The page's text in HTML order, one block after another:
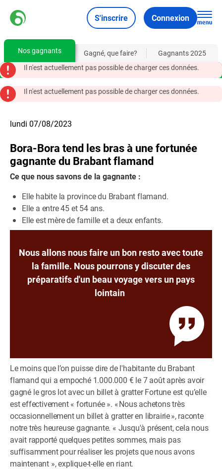
S'inscrire Connexion
Nos gagnants Gagné, que faire?
Gagnants 2025
Il n'est actuellement pas possible de charger ces données.
Il n'est actuellement pas possible de charger ces données.
lundi 07/08/2023
Bora-Bora tend les bras à une fortunée
gagnante du Brabant flamand
Ce que nous savons de la gagnante :
Elle habite la province du Brabant flamand.
Elle a entre 45 et 54 ans.
Elle est mère de famille et a deux enfants.
Nous allons nous faire un bon resto avec toute
la famille. Nous pourrons y discuter des
préparatifs d'un beau voyage vers un pays
lointain
Le moins que l’on puisse dire de l'habitante du Brabant
flamand qui a empoché 1.000.000 € le 7 août après avoir
gagné le gros lot avec un billet à gratter Fortune est qu’elle
est effectivement « fortunée ». « Nous achetons très
occasionnellement un billet à gratter en librairie », raconte
notre très heureuse gagnante. « Jusqu'à présent, cela nous
avait rapporté quelques petites sommes, mais pas
suffisamment pour réaliser les projets que nous avons
maintenant », explique-t-elle en riant.